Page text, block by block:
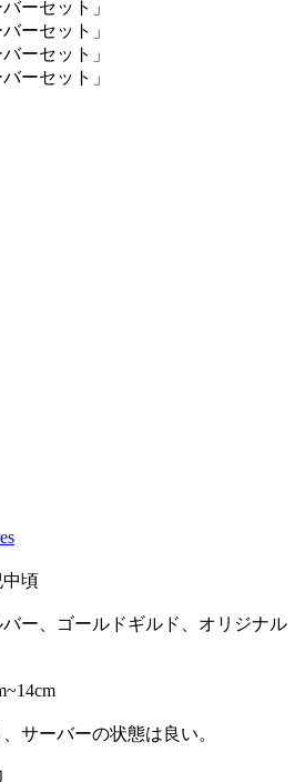
頃
ー、ゴールドギルド、オリジナル
サーバーの状態は良い。